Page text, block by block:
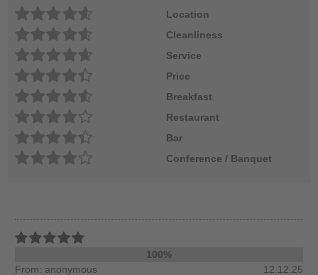
Location
Cleanliness
Service
Price
Breakfast
Restaurant
Bar
Conference / Banquet
100%
From: anonymous
12.12.25